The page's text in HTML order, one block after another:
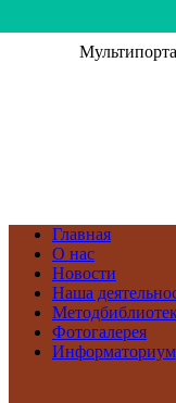
Главная
О нас
Новости
Наша
Фотогалерея
Информаториум